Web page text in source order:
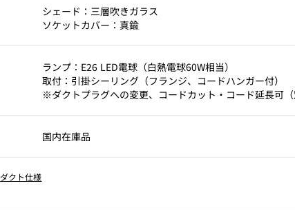
シェード：三層吹きガラス
ソケットカバー：真鍮
ランプ：E26 LED電球（白熱電球60W相当）
取付：引掛シーリング（フランジ、コードハンガー付）
※ダクトプラグへの変更、コードカット・コード延長可（
国内在庫品
ダクト仕様